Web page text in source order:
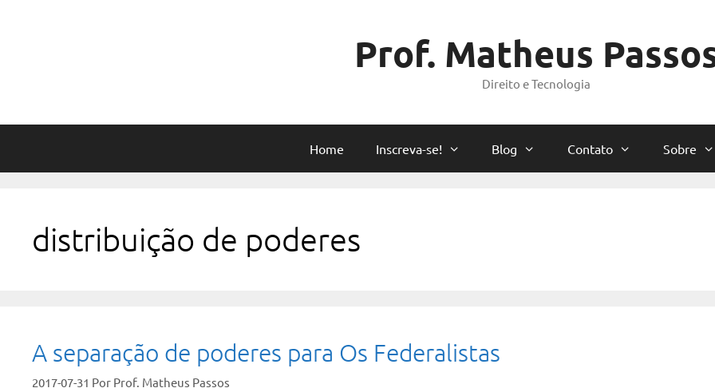
Prof. Matheus
Direito e Tecnologia
Home Inscreva-se! Blog Contato Sobre
distribuição de poderes
A separação de poderes para Os Federalistas
2017-07-31 Por Prof. Matheus Passos